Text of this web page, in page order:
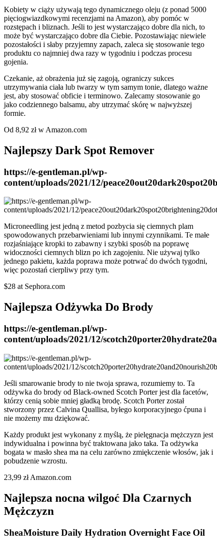
Kobiety w ciąży używają tego dynamicznego oleju (z ponad 5000
pięciogwiazdkowymi recenzjami na Amazon), aby pomóc w
rozstępach i bliznach. Jeśli to jest wystarczająco dobre dla nich, to
może być wystarczająco dobre dla Ciebie. Pozostawiając niewiele
pozostałości i słaby przyjemny zapach, zaleca się stosowanie tego
produktu co najmniej dwa razy w tygodniu i podczas procesu
gojenia.
Czekanie, aż obrażenia już się zagoją, ograniczy sukces
utrzymywania ciała lub twarzy w tym samym tonie, dlatego ważne
jest, aby stosować obficie i terminowo. Zalecamy stosowanie go
jako codziennego balsamu, aby utrzymać skórę w najwyższej
formie.
Od 8,92 zł w Amazon.com
Najlepszy Dark Spot Remover
https://e-gentleman.pl/wp-
content/uploads/2021/12/
Microneedling jest jedną z metod pozbycia się ciemnych plam
spowodowanych przebarwieniami lub innymi czynnikami. Te małe
rozjaśniające kropki to zabawny i szybki sposób na poprawę
widoczności ciemnych blizn po ich zagojeniu. Nie używaj tylko
jednego pakietu, każda poprawa może potrwać do dwóch tygodni,
więc pozostań cierpliwy przy tym.
$28 at Sephora.com
Najlepsza Odżywka Do Brody
https://e-gentleman.pl/wp-
content/uploads/2021/12/
Jeśli smarowanie brody to nie twoja sprawa, rozumiemy to. Ta
odżywka do brody od Black-owned Scotch Porter jest dla facetów,
którzy cenią sobie mniej gładką brodę. Scotch Porter został
stworzony przez Calvina Quallisa, byłego korporacyjnego ćpuna i
nie możemy mu dziękować.
Każdy produkt jest wykonany z myślą, że pielęgnacja mężczyzn jest
indywidualna i powinna być traktowana jako taka. Ta odżywka
bogata w masło shea ma na celu zarówno zmiękczenie włosów, jak i
pobudzenie wzrostu.
23,99 zł Amazon.com
Najlepsza nocna wilgoć Dla Czarnych
Mężczyzn
SheaMoisture Daily Hydration Overnight Face Oil